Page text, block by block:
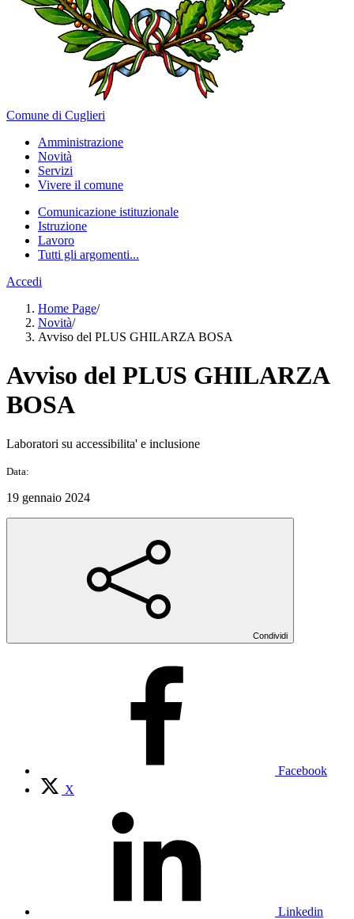
Comune di Cuglieri
Amministrazione
Novità
Servizi
Vivere il comune
Comunicazione istituzionale
Istruzione
Lavoro
Tutti gli argomenti...
Accedi
Home Page/
Novità/
Avviso del PLUS GHILARZA BOSA
Avviso del PLUS GHILARZA
BOSA
Laboratori su accessibilita' e inclusione
Data:
19 gennaio 2024
Condividi
Facebook
X
Linkedin